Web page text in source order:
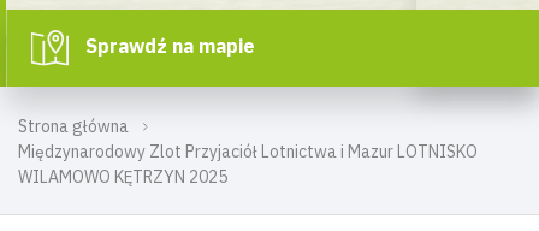
Strona główna
Międzynarodowy Zlot Przyjaciół Lotnictwa i Mazur LOTNISKO
WILAMOWO KĘTRZYN 2025
Sprawdź na mapie